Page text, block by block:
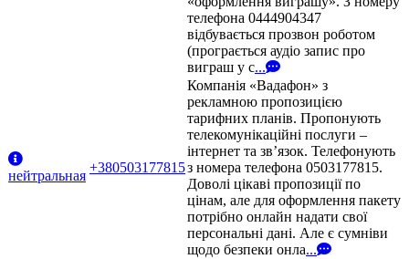
телефона 0444904347
відбувається прозвон роботом
(програється аудіо запис про
виграш у с...
нейтральная
+380503177815
Компанія «Вадафон» з
рекламною пропозицією
тарифних планів. Пропонують
телекомунікаційні послуги –
інтернет та зв’язок. Телефонують
з номера телефона 0503177815.
Доволі цікаві пропозиції по
цінам, але для оформлення пакету
потрібно онлайн надати свої
персональні дані. Але є сумніви
щодо безпеки онла...